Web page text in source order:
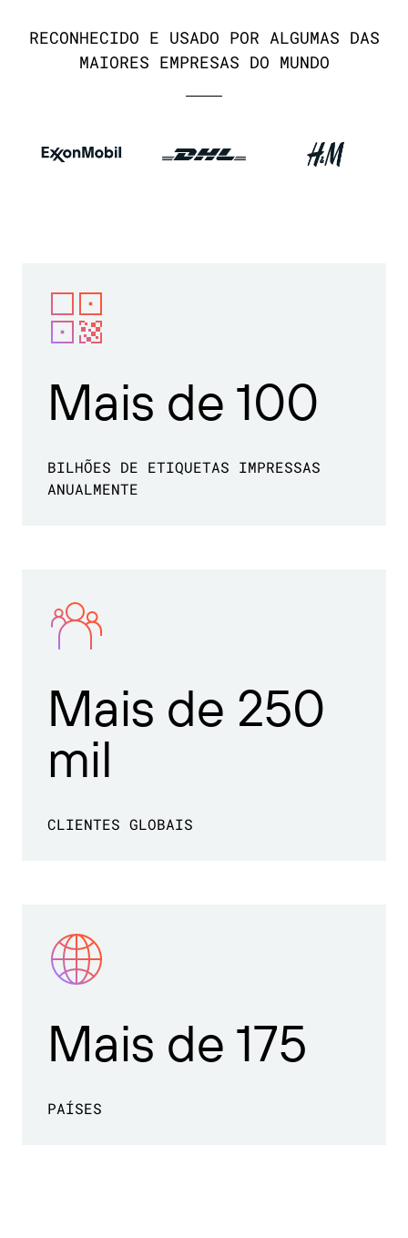
RECONHECIDO E USADO POR ALGUMAS DAS
MAIORES EMPRESAS DO MUNDO
Mais de 100
BILHÕES DE ETIQUETAS IMPRESSAS
ANUALMENTE
Mais de 250
mil
CLIENTES GLOBAIS
Mais de 175
PAÍSES